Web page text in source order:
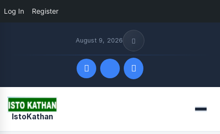
Log In Register
August 9, 2026
Quick Links
IstoKathan Menu